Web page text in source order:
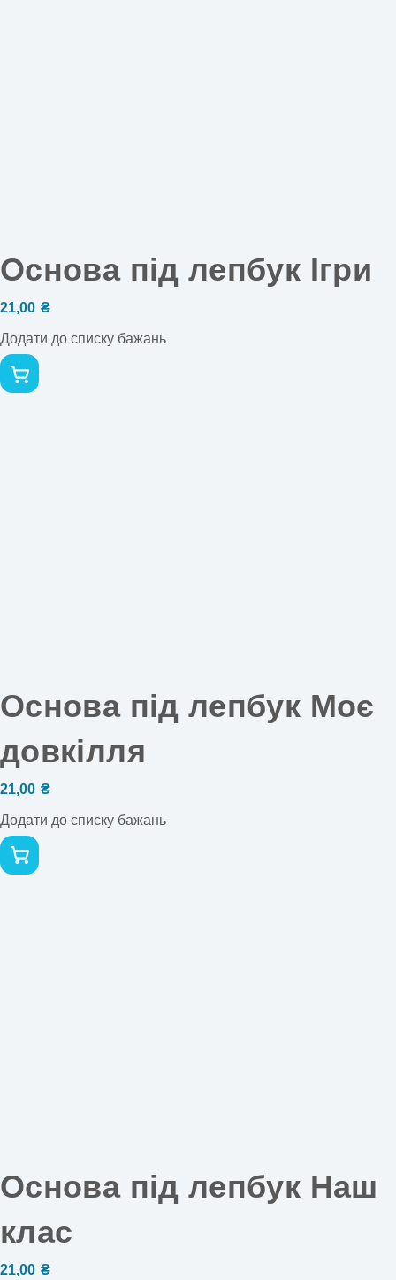
Основа під лепбук Ігри
21,00 ₴
Додати до списку бажань
Основа під лепбук Моє
довкілля
21,00 ₴
Додати до списку бажань
Основа під лепбук Наш
клас
21,00 ₴